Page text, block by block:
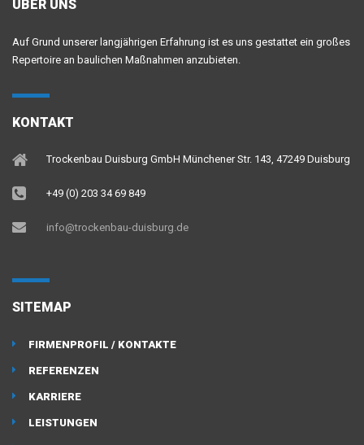
ÜBER UNS
Auf Grund unserer langjährigen Erfahrung ist es uns gestattet ein großes
Repertoire an baulichen Maßnahmen anzubieten.
KONTAKT
Trockenbau Duisburg GmbH Münchener Str. 143, 47249 Duisburg
+49 (0) 203 34 69 849
info@trockenbau-duisburg.de
SITEMAP
FIRMENPROFIL / KONTAKTE
REFERENZEN
KARRIERE
LEISTUNGEN